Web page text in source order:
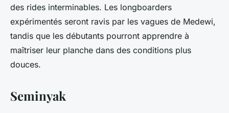
des rides interminables. Les longboarders
expérimentés seront ravis par les vagues de Medewi,
tandis que les débutants pourront apprendre à
maîtriser leur planche dans des conditions plus
douces.
Seminyak